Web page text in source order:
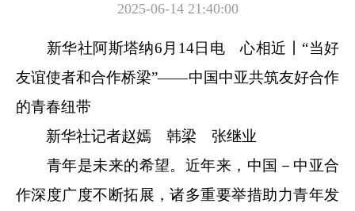
2025-06-14 21:40:00
新华社阿斯塔纳6月14日电心相近丨“当好
友谊使者和合作桥梁”——中国中亚共筑友好合作
的青春纽带
新华社记者赵嫣 韩梁 张继业
青年是未来的希望。近年来，中国－中亚合
作深度广度不断拓展，诸多重要举措助力青年发